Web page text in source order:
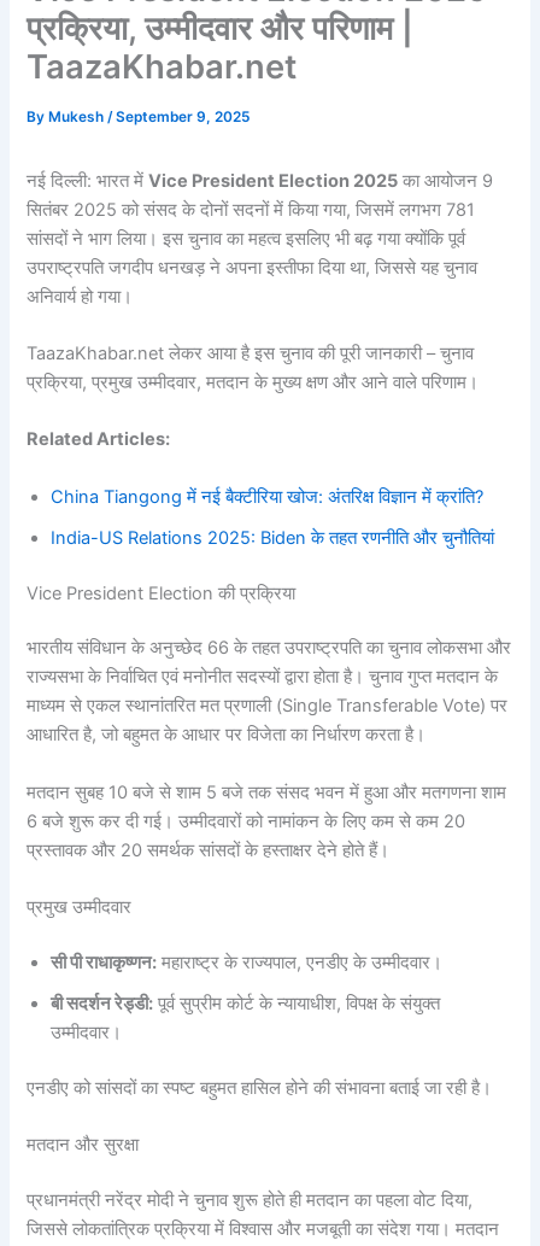
प्रक्रिया, उम्मीदवार और परिणाम |
TaazaKhabar.net
By Mukesh/September 9, 2025
नई दिल्ली: भारत मेंVice President Election 2025 का आयोजन 9
सितंबर 2025 को संसद के दोनों सदनों में किया गया, जिसमें लगभग 781
सांसदों ने भाग लिया। इस चुनाव का महत्व इसलिए भी बढ़ गया क्योंकि पूर्व
उपराष्ट्रपति जगदीप धनखड़ ने अपना इस्तीफा दिया था, जिससे यह चुनाव
अनिवार्य हो गया।
TaazaKhabar.net लेकर आया है इस चुनाव की पूरी जानकारी – चुनाव
प्रक्रिया, प्रमुख उम्मीदवार, मतदान के मुख्य क्षण और आने वाले परिणाम।
Related Articles:
China Tiangong में नई बैक्टीरिया खोज: अंतरिक्ष विज्ञान में क्रांति?
India-US Relations 2025: Biden के तहत रणनीति और चुनौतियां
Vice President Election की प्रक्रिया
भारतीय संविधान के अनुच्छेद 66 के तहत उपराष्ट्रपति का चुनाव लोकसभा और
राज्यसभा के निर्वाचित एवं मनोनीत सदस्यों द्वारा होता है। चुनाव गुप्त मतदान के
माध्यम से एकल स्थानांतरित मत प्रणाली (Single Transferable Vote) पर
आधारित है, जो बहुमत के आधार पर विजेता का निर्धारण करता है।
मतदान सुबह 10 बजे से शाम 5 बजे तक संसद भवन में हुआ और मतगणना शाम
6 बजे शुरू कर दी गई। उम्मीदवारों को नामांकन के लिए कम से कम 20
प्रस्तावक और 20 समर्थक सांसदों के हस्ताक्षर देने होते हैं।
प्रमुख उम्मीदवार
सी पी राधाकृष्णन: महाराष्ट्र के राज्यपाल, एनडीए के उम्मीदवार।
बी सदर्शन रेड्डी: पूर्व सुप्रीम कोर्ट के न्यायाधीश, विपक्ष के संयुक्त
उम्मीदवार।
एनडीए को सांसदों का स्पष्ट बहुमत हासिल होने की संभावना बताई जा रही है।
मतदान और सुरक्षा
प्रधानमंत्री नरेंद्र मोदी ने चुनाव शुरू होते ही मतदान का पहला वोट दिया,
जिससे लोकतांत्रिक प्रक्रिया में विश्वास और मजबूती का संदेश गया। मतदान